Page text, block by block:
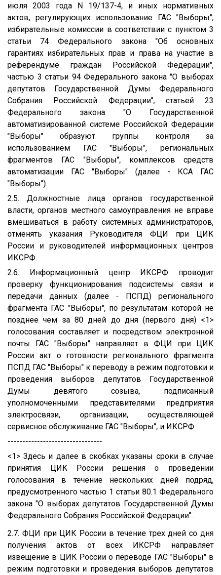
июля 2003 года N 19/137-4, и иных нормативных
актов, регулирующих использование ГАС "Выборы",
избирательные комиссии в соответствии с пунктом 3
статьи 74 Федерального закона "Об основных
гарантиях избирательных прав и права на участие в
референдуме граждан Российской Федерации",
частью 3 статьи 94 Федерального закона "О выборах
депутатов Государственной Думы Федерального
Собрания Российской Федерации", статьей 23
Федерального закона "О Государственной
автоматизированной системе Российской Федерации
"Выборы" образуют группы контроля за
использованием ГАС "Выборы", региональных
фрагментов ГАС "Выборы", комплексов средств
автоматизации ГАС "Выборы" (далее - КСА ГАС
"Выборы").
2.5. Должностные лица органов государственной
власти, органов местного самоуправления не вправе
вмешиваться в работу системных администраторов,
отменять указания Руководителя ФЦИ при ЦИК
России и руководителей информационных центров
ИКСРФ.
2.6. Информационный центр ИКСРФ проводит
проверку функционирования подсистемы связи и
передачи данных (далее - ПСПД) регионального
фрагмента ГАС "Выборы", по результатам которой не
позднее чем за 80 дней до дня (первого дня) <1>
голосования составляет и посредством электронной
почты ГАС "Выборы" направляет в ФЦИ при ЦИК
России акт о готовности регионального фрагмента
ПСПД ГАС "Выборы" к переводу в режим подготовки и
проведения выборов депутатов Государственной
Думы девятого созыва, подписанный
уполномоченными представителями предприятия
электросвязи, организации, осуществляющей
сервисное обслуживание ГАС "Выборы", и ИКСРФ.
--------------------------------
<1> Здесь и далее в скобках указаны сроки в случае
принятия ЦИК России решения о проведении
голосования в течение нескольких дней подряд,
предусмотренного частью 1 статьи 80.1 Федерального
закона "О выборах депутатов Государственной Думы
Федерального Собрания Российской Федерации".
2.7. ФЦИ при ЦИК России в течение трех дней со дня
получения актов от всех ИКСРФ направляет
извещение в ЦИК России о переводе ГАС "Выборы" в
режим подготовки и проведения выборов депутатов